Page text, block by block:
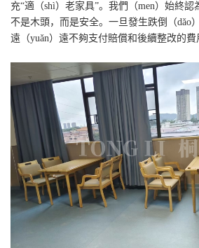
充“適（shì）老家具”。我們（men）始終
不是木頭，而是安全。一旦發生跌倒（dǎo
遠（yuǎn）遠不夠支付賠償和後續整改的費